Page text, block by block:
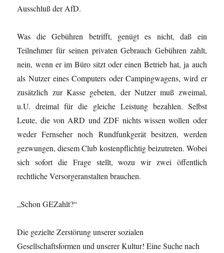
Ausschluß der AfD.
Was die Gebühren betrifft, genügt es nicht, daß ein
Teilnehmer für seinen privaten Gebrauch Gebühren zahlt,
nein, wenn er im Büro sitzt oder einen Betrieb hat, ja auch
als Nutzer eines Computers oder Campingwagens, wird er
zusätzlich zur Kasse gebeten, der Nutzer muß zweimal,
u.U. dreimal für die gleiche Leistung bezahlen. Selbst
Leute, die von ARD und ZDF nichts wissen wollen oder
weder Fernseher noch Rundfunkgerät besitzen, werden
gezwungen, diesem Club kostenpflichtig beizutreten. Wobei
sich sofort die Frage stellt, wozu wir zwei öffentlich
rechtliche Versorgeranstalten brauchen.
„Schon GEZahlt?“
Die gezielte Zerstörung unserer sozialen
Gesellschaftsformen undunserer Kultur! Eine Suche nach